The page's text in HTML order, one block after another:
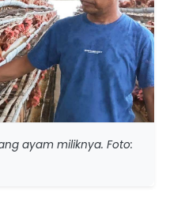
ayam miliknya. Foto: